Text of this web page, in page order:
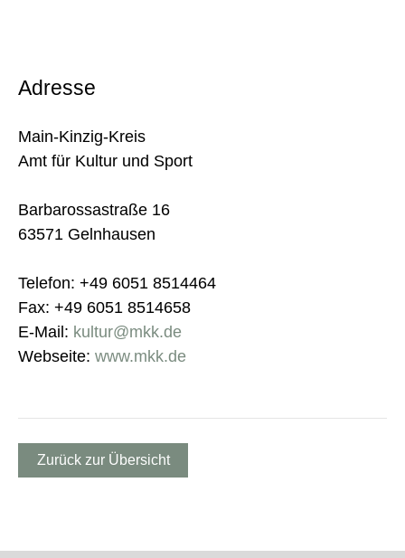
Adresse
Main-Kinzig-Kreis
Amt für Kultur und Sport
Barbarossastraße 16
63571 Gelnhausen
Telefon: +49 6051 8514464
Fax: +49 6051 8514658
E-Mail: kultur@mkk.de
Webseite: www.mkk.de
Zurück zur Übersicht